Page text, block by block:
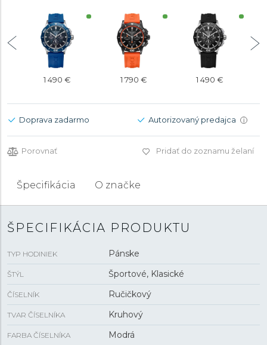
1 490 € 1 790 € 1 490 €
Doprava zadarmo Autorizovaný predajca i
Porovnať Pridať do zoznamu želaní
Špecifikácia O značke
ŠPECIFIKÁCIA PRODUKTU
TYP HODINIEK Pánske
ŠTÝL Športové, Klasické
ČÍSELNÍK Ručičkový
TVAR ČÍSELNÍKA Kruhový
FARBA ČÍSELNÍKA Modrá